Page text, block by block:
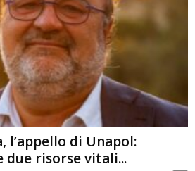
l’appello di Unapol:
due risorse vitali...